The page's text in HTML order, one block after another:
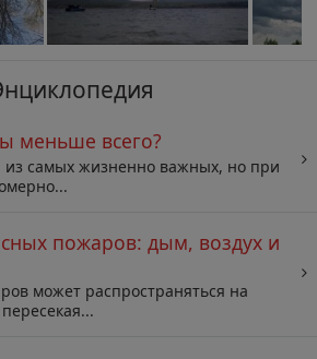
меньше всего?
из самых жизненно важных, но при
пожаров: дым, воздух и
может распространяться на